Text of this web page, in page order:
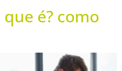
é? como